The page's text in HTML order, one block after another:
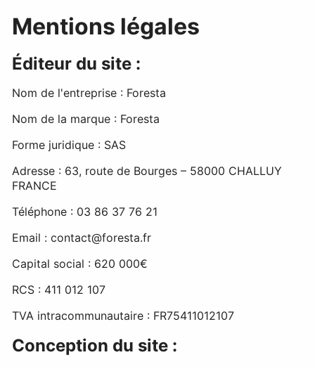
Mentions légales
Éditeur du site :
Nom de l'entreprise : Foresta
Nom de la marque : Foresta
Forme juridique : SAS
Adresse : 63, route de Bourges – 58000 CHALLUY
FRANCE
Téléphone : 03 86 37 76 21
Email : contact@foresta.fr
Capital social : 620 000€
RCS : 411 012 107
TVA intracommunautaire : FR75411012107
Conception du site :